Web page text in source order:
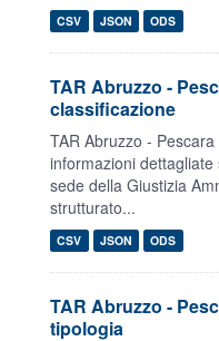
CSV JSON ODS
TAR Abruzzo -
classificazione
TAR Abruzzo -
informazioni
sede della Giustizia
strutturato...
CSV JSON ODS
TAR Abruzzo -
tipologia